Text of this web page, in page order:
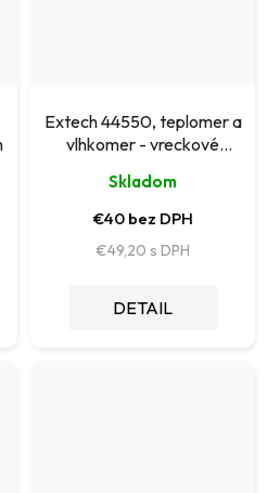
Extech 44550, teplomer a
vlhkomer - vreckové
Skladom
€40 bez DPH
€49,20
DETAIL